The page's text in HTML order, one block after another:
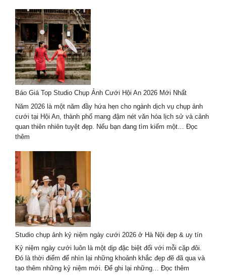
riêng
vụ
du
lịch
kết
hợp
chụp
ảnh
cưới
2026
trọn
gói
–
Báo Giá Top Studio Chụp Ảnh Cưới Hội An 2026 Mới Nhất
Năm 2026 là một năm đầy hứa hẹn cho ngành dịch vụ chụp ảnh
cưới tại Hội An, thành phố mang đậm nét văn hóa lịch sử và cảnh
quan thiên nhiên tuyệt đẹp. Nếu bạn đang tìm kiếm một… Đọc
thêm
Studio
Chụp
Ảnh
Cưới
Hội
An
2026
Mới
Nhất
Studio chụp ảnh kỷ niệm ngày cưới 2026 ở Hà Nội đẹp & uy tín
Kỷ niệm ngày cưới luôn là một dịp đặc biệt đối với mỗi cặp đôi.
Đó là thời điểm để nhìn lại những khoảnh khắc đẹp đẽ đã qua và
tạo thêm những kỷ niệm mới. Để ghi lại những… Đọc thêm